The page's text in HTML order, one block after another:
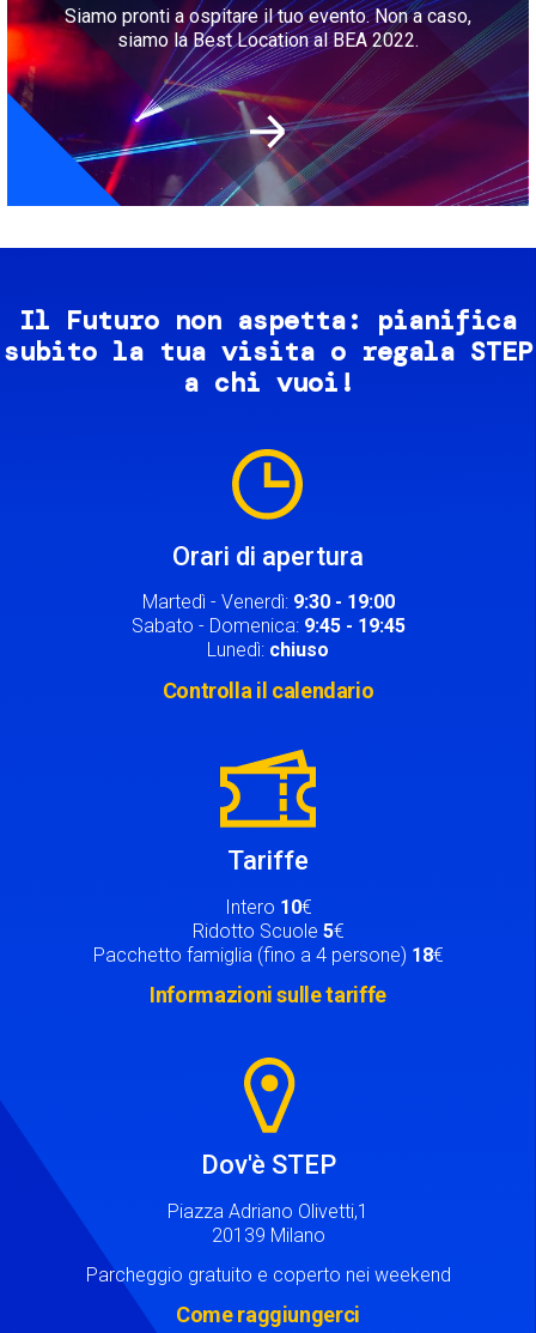
Siamo pronti a ospitare il tuo evento. Non a caso,
siamo la Best Location al BEA 2022.
Il Futuro non aspetta: pianifica
subito la tua visita o regala STEP
a chi vuoi!
Orari di apertura
Martedì - Venerdì: 9:30 - 19:00
Sabato - Domenica: 9:45 - 19:45
Lunedì: chiuso
Controlla il calendario
Tariffe
Intero 10€
Ridotto Scuole 5€
Pacchetto famiglia (fino a 4 persone) 18€
Informazioni sulle tariffe
Dov'è STEP
Piazza Adriano Olivetti,1
20139 Milano
Parcheggio gratuito e coperto nei weekend
Come raggiungerci